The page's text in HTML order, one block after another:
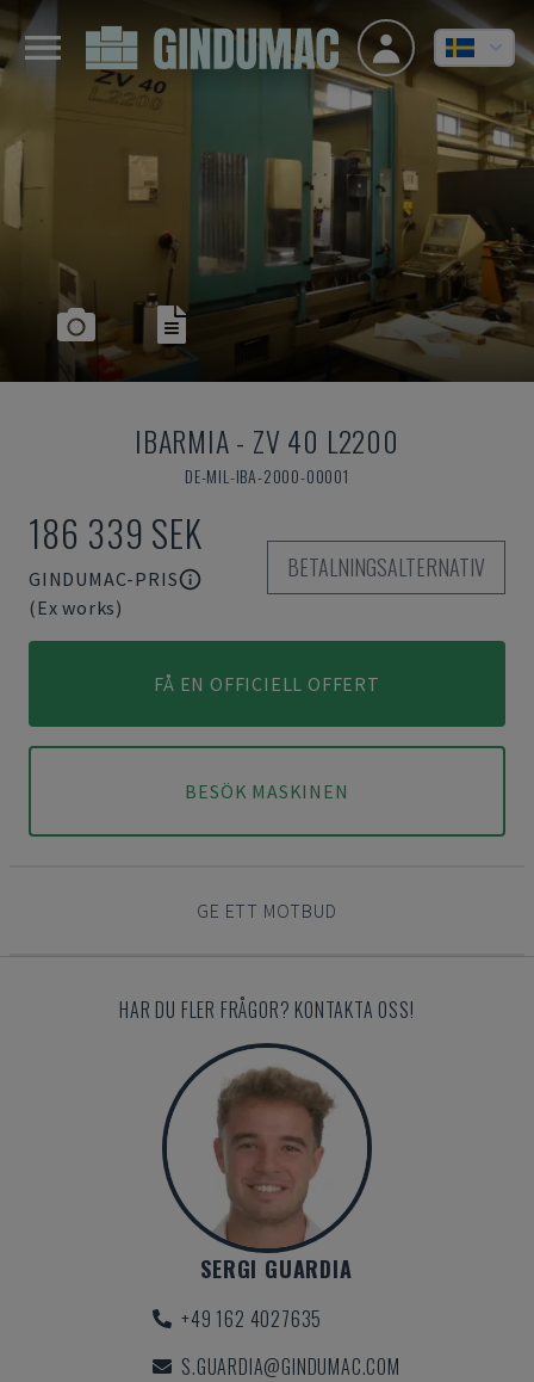
IBARMIA- ZV 40 L2200
DE-MIL-IBA-2000-00001
186 339 SEK
GINDUMAC-PRIS
(Ex works)
BETALNINGSALTERNATIV
FÅ EN OFFICIELL OFFERT
BESÖK MASKINEN
GE ETT MOTBUD
HAR DU FLER FRÅGOR? KONTAKTA OSS!
SERGI GUARDIA
+49 162 4027635
S.GUARDIA@GINDUMAC.COM